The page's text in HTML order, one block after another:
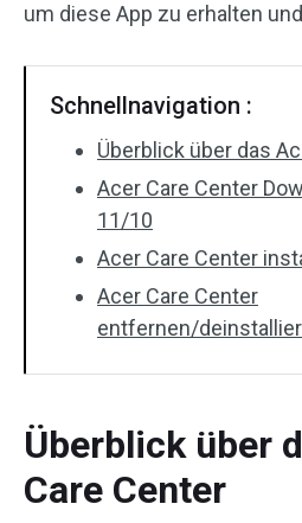
um diese App zu erhalten
Schnellnavigation :
Überblick über das
Acer Care Center
11/10
Acer Care Center
Acer Care Center
entfernen/
Überblick über
Care Center